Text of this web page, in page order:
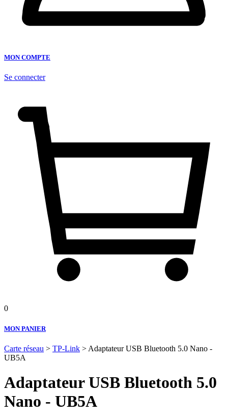
MON COMPTE
Se connecter
0
MON PANIER
Carte réseau > TP-Link > Adaptateur USB Bluetooth 5.0 Nano -
UB5A
Adaptateur USB Bluetooth 5.0
Nano - UB5A